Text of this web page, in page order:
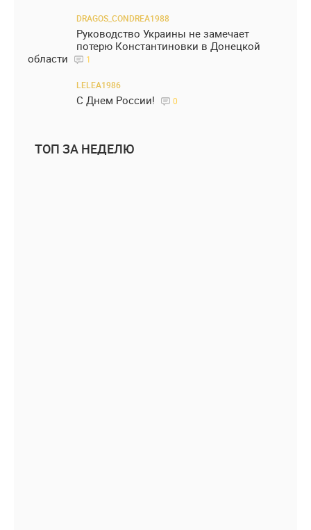
DRAGOS_CONDREA1988
Руководство Украины не замечает
потерю Константиновки в Донецкой
области
1
LELEA1986
С Днем России! 0
ТОП ЗА НЕДЕЛЮ